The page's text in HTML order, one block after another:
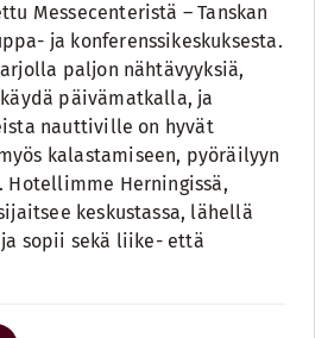
Messecenteristä – Tanskan
ja konferenssikeskuksesta.
paljon nähtävyyksiä,
päivämatkalla, ja
nauttiville on hyvät
kalastamiseen, pyöräilyyn
Hotellimme Herningissä,
keskustassa, lähellä
sopii sekä liike- että